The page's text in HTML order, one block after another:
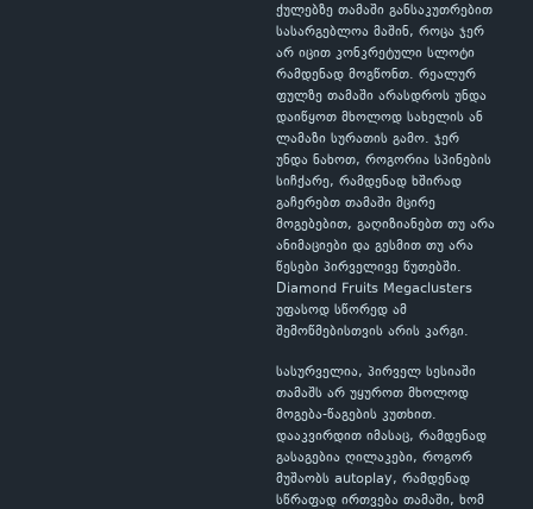
ქულებზე თამაში განსაკუთრებით
სასარგებლოა მაშინ, როცა ჯერ
არ იცით კონკრეტული სლოტი
რამდენად მოგწონთ. რეალურ
ფულზე თამაში არასდროს უნდა
დაიწყოთ მხოლოდ სახელის ან
ლამაზი სურათის გამო. ჯერ
უნდა ნახოთ, როგორია სპინების
სიჩქარე, რამდენად ხშირად
გაჩერებთ თამაში მცირე
მოგებებით, გაღიზიანებთ თუ არა
ანიმაციები და გესმით თუ არა
წესები პირველივე წუთებში.
Diamond Fruits Megaclusters
უფასოდ სწორედ ამ
შემოწმებისთვის არის კარგი.
სასურველია, პირველ სესიაში
თამაშს არ უყუროთ მხოლოდ
მოგება-წაგების კუთხით.
დააკვირდით იმასაც, რამდენად
გასაგებია ღილაკები, როგორ
მუშაობს autoplay, რამდენად
სწრაფად ირთვება თამაში, ხომ